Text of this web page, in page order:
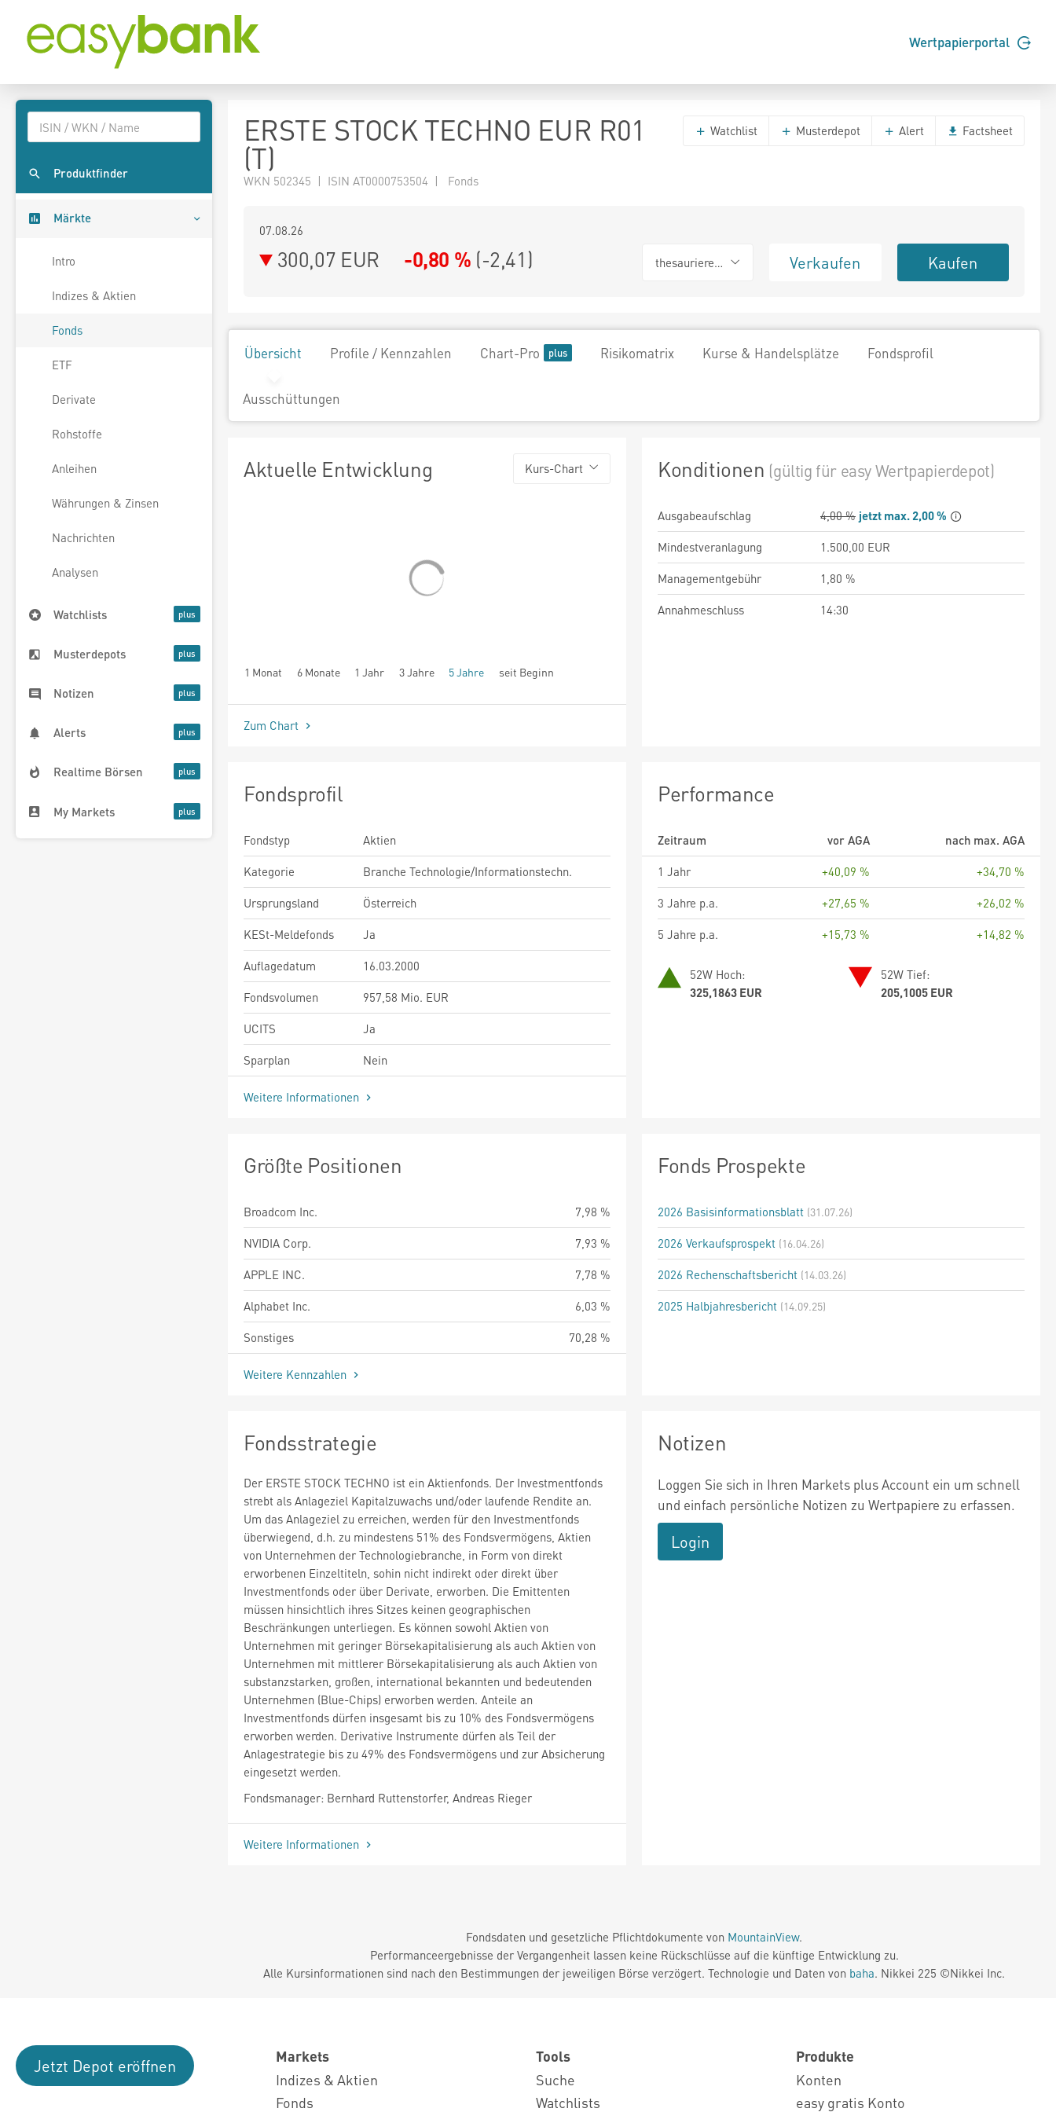
Wertpapierportal
Produktfinder
Märkte
Intro
Indizes & Aktien
Fonds
ETF
Derivate
Rohstoffe
Anleihen
Währungen & Zinsen
Nachrichten
Analysen
Watchlists
Musterdepots
Notizen
Alerts
Realtime Börsen
My Markets
ERSTE STOCK TECHNO EUR R01
(T)
WKN 502345 | ISIN AT0000753504 | Fonds
Watchlist Musterdepot Alert Factsheet
07.08.26
300,07 EUR -0,80 % (-2,41) thesaurierend Verkaufen Kaufen
Übersicht Profile / Kennzahlen Chart-Pro Risikomatrix Kurse & Handelsplätze Fondsprofil
Ausschüttungen
Aktuelle Entwicklung Kurs-Chart
1 Monat 6 Monate 1 Jahr 3 Jahre 5 Jahre seit Beginn
Zum Chart
Konditionen (gültig für easy Wertpapierdepot)
Ausgabeaufschlag 4,00 % jetzt max. 2,00 %
Mindestveranlagung
1.500,00 EUR
Managementgebühr
1,80 %
Annahmeschluss
14:30
Fondsprofil
Fondstyp
Aktien
Kategorie
Branche Technologie/Informationstechn.
Ursprungsland
Österreich
KESt-Meldefonds
Ja
Auflagedatum
16.03.2000
Fondsvolumen
957,58 Mio. EUR
UCITS
Ja
Sparplan
Nein
Weitere Informationen
Performance
Zeitraum vor AGA
nach max. AGA
1 Jahr
+40,09 %
+34,70 %
3 Jahre p.a.
+27,65 %
+26,02 %
5 Jahre p.a.
+15,73 % +14,82 %
52W Hoch:
325,1863 EUR
52W Tief:
205,1005 EUR
Größte Positionen
Broadcom Inc.
7,98 %
NVIDIA Corp.
7,93 %
APPLE INC.
7,78 %
Alphabet Inc.
6,03 %
Sonstiges
70,28 %
Weitere Kennzahlen
Fonds Prospekte
2026 Basisinformationsblatt (31.07.26)
2026 Verkaufsprospekt (16.04.26)
2026 Rechenschaftsbericht (14.03.26)
2025 Halbjahresbericht (14.09.25)
Fondsstrategie
Der ERSTE STOCK TECHNO ist ein Aktienfonds. Der Investmentfonds
strebt als Anlageziel Kapitalzuwachs und/oder laufende Rendite an.
Um das Anlageziel zu erreichen, werden für den Investmentfonds
überwiegend, d.h. zu mindestens 51% des Fondsvermögens, Aktien
von Unternehmen der Technologiebranche, in Form von direkt
erworbenen Einzeltiteln, sohin nicht indirekt oder direkt über
Investmentfonds oder über Derivate, erworben. Die Emittenten
müssen hinsichtlich ihres Sitzes keinen geographischen
Beschränkungen unterliegen. Es können sowohl Aktien von
Unternehmen mit geringer Börsekapitalisierung als auch Aktien von
Unternehmen mit mittlerer Börsekapitalisierung als auch Aktien von
substanzstarken, großen, international bekannten und bedeutenden
Unternehmen (Blue-Chips) erworben werden. Anteile an
Investmentfonds dürfen insgesamt bis zu 10% des Fondsvermögens
erworben werden. Derivative Instrumente dürfen als Teil der
Anlagestrategie bis zu 49% des Fondsvermögens und zur Absicherung
eingesetzt werden.
Fondsmanager: Bernhard Ruttenstorfer, Andreas Rieger
Weitere Informationen
Notizen
Loggen Sie sich in Ihren Markets plus Account ein um schnell
und einfach persönliche Notizen zu Wertpapiere zu erfassen.
Login
Fondsdaten und gesetzliche Pflichtdokumente von MountainView.
Performanceergebnisse der Vergangenheit lassen keine Rückschlüsse auf die künftige Entwicklung zu.
Alle Kursinformationen sind nach den Bestimmungen der jeweiligen Börse verzögert. Technologie und Daten von baha. Nikkei 225 ©Nikkei Inc.
Jetzt Depot eröffnen
Markets
Indizes & Aktien
Fonds
Tools
Suche
Watchlists
Produkte
Konten
easy gratis Konto